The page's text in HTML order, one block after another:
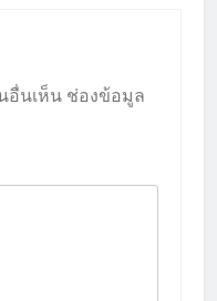
อื่นเห็น ช่องข้อมูล